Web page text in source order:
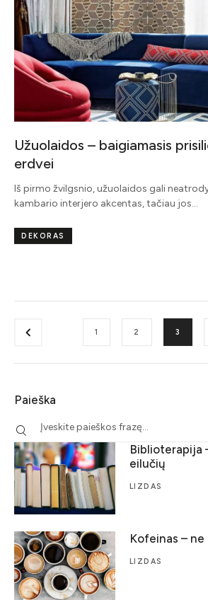
Užuolaidos – baigiamasis
erdvei
Iš pirmo žvilgsnio, užuolaidos gali
kambario interjero akcentas, tačiau jos…
DEKORAS
1 2 3
Paieška
Biblioterapija
eilučių
LIZDAS
Kofeinas –
LIZDAS